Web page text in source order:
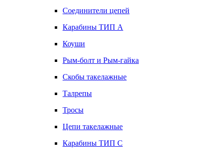
Соединители цепей
Карабины ТИП А
Коуши
Рым-болт и Рым-гайка
Скобы такелажные
Талрепы
Тросы
Цепи такелажные
Карабины ТИП C